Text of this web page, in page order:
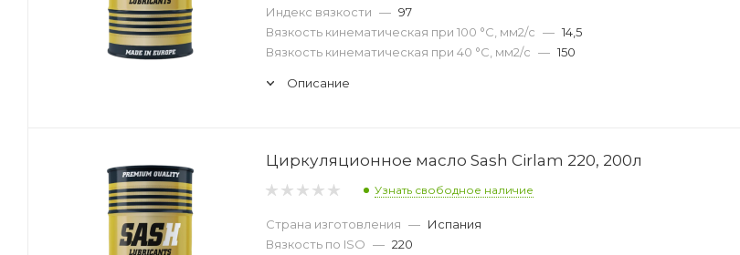
Индекс вязкости — 97
Вязкость кинематическая при 100 °С, мм2/с — 14,5
Вязкость кинематическая при 40 °С, мм2/с — 150
Описание
Циркуляционное масло Sash Cirlam 220, 200л
Узнать свободное наличие
Страна изготовления — Испания
Вязкость по ISO — 220